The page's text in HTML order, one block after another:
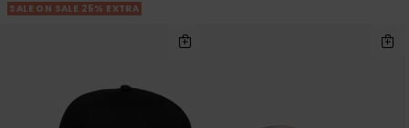
SALE ON SALE 25% EXTRA